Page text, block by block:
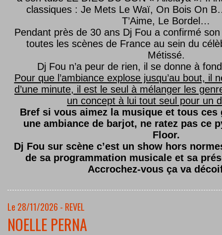
classiques : Je Mets Le Waï, On Bois On
T’Aime, Le Bordel…
Pendant près de 30 ans Dj Fou a confirmé son
toutes les scènes de France au sein du
Métissé.
Dj Fou n’a peur de rien, il se donne à
Pour que l’ambiance explose jusqu’au bout, il
d’une minute, il est le seul à mélanger les
un concept à lui tout seul pour un
Bref si vous aimez la musique et tous ces
une ambiance de barjot, ne ratez pas ce
Floor.
Dj Fou sur scène c’est un show hors
de sa programmation musicale et sa
Accrochez-vous ça va
Le 28/11/2026 - REVEL
NOELLE PERNA